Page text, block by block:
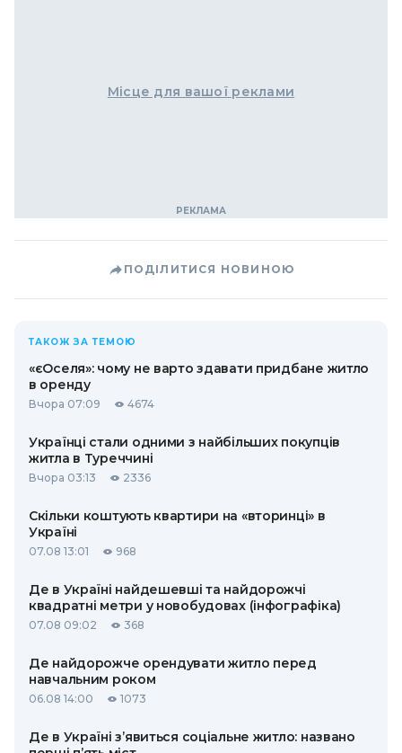
Місце для вашої реклами
ПОДІЛИТИСЯ НОВИНОЮ
ТАКОЖ ЗА ТЕМОЮ
«єОселя»: чому не варто здавати придбане житло
в оренду
Вчора 07:09 4674
Українці стали одними з найбільших покупців
житла в Туреччині
Вчора 03:13 2336
Скільки коштують квартири на «вторинці» в
Україні
07.08 13:01 968
Де в Україні найдешевші та найдорожчі
квадратні метри у новобудовах (інфографіка)
07.08 09:02 368
Де найдорожче орендувати житло перед
навчальним роком
06.08 14:00 1073
Де в Україні з’явиться соціальне житло: названо